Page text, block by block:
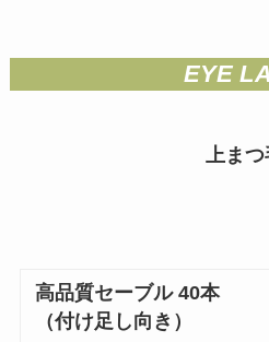
EYE
上ま
高品質セーブル 40本
（付け足し向き）